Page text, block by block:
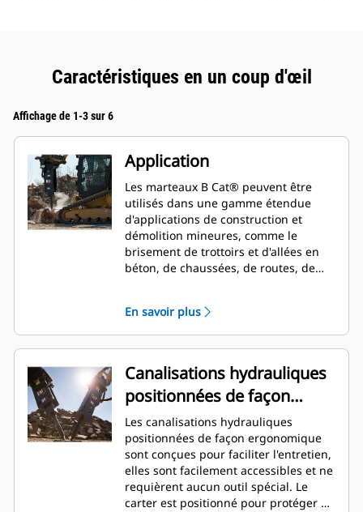
Caractéristiques en un coup d'œil
Affichage de 1-3 sur 6
Application
Les marteaux B Cat® peuvent être
utilisés dans une gamme étendue
d'applications de construction et
démolition mineures, comme le
brisement de trottoirs et d'allées en
béton, de chaussées, de routes, de
destruction des sols gelés pour les
réparations d'infrastructure réseau.
En savoir plus
Canalisations hydrauliques
positionnées de façon
ergonomique
Les canalisations hydrauliques
positionnées de façon ergonomique
sont conçues pour faciliter l'entretien,
elles sont facilement accessibles et ne
requièrent aucun outil spécial. Le
carter est positionné pour protéger de